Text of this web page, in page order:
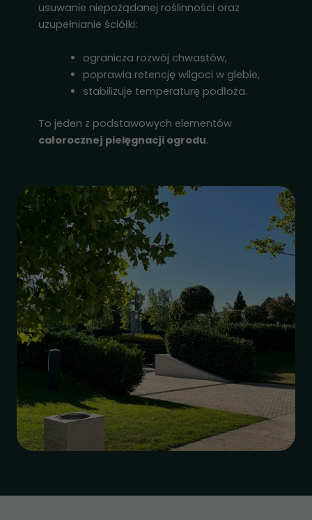
usuwanie niepożądanej roślinności oraz
uzupełnianie ściółki:
ogranicza rozwój chwastów,
poprawia retencję wilgoci w glebie,
stabilizuje temperaturę podłoża.
To jeden z podstawowych elementów
całorocznej pielęgnacji ogrodu.